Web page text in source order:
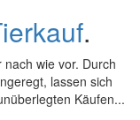
.
wie vor. Durch
lassen sich
Käufen...